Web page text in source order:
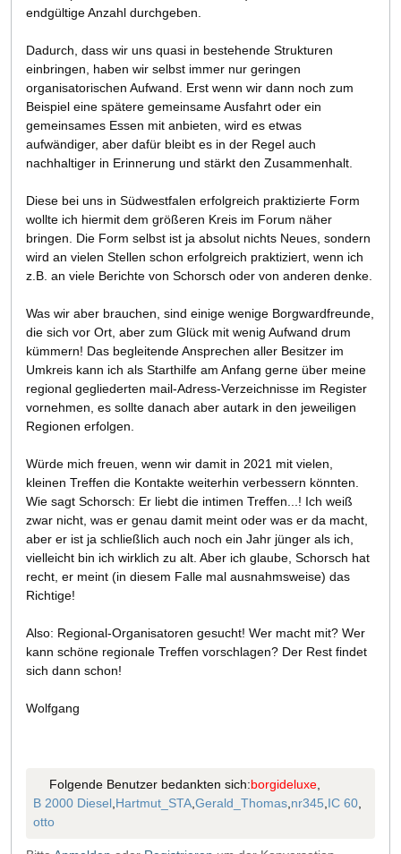
endgültige Anzahl durchgeben.
Dadurch, dass wir uns quasi in bestehende Strukturen
einbringen, haben wir selbst immer nur geringen
organisatorischen Aufwand. Erst wenn wir dann noch zum
Beispiel eine spätere gemeinsame Ausfahrt oder ein
gemeinsames Essen mit anbieten, wird es etwas
aufwändiger, aber dafür bleibt es in der Regel auch
nachhaltiger in Erinnerung und stärkt den Zusammenhalt.
Diese bei uns in Südwestfalen erfolgreich praktizierte Form
wollte ich hiermit dem größeren Kreis im Forum näher
bringen. Die Form selbst ist ja absolut nichts Neues, sondern
wird an vielen Stellen schon erfolgreich praktiziert, wenn ich
z.B. an viele Berichte von Schorsch oder von anderen denke.
Was wir aber brauchen, sind einige wenige Borgwardfreunde,
die sich vor Ort, aber zum Glück mit wenig Aufwand drum
kümmern! Das begleitende Ansprechen aller Besitzer im
Umkreis kann ich als Starthilfe am Anfang gerne über meine
regional gegliederten mail-Adress-Verzeichnisse im Register
vornehmen, es sollte danach aber autark in den jeweiligen
Regionen erfolgen.
Würde mich freuen, wenn wir damit in 2021 mit vielen,
kleinen Treffen die Kontakte weiterhin verbessern könnten.
Wie sagt Schorsch: Er liebt die intimen Treffen...! Ich weiß
zwar nicht, was er genau damit meint oder was er da macht,
aber er ist ja schließlich auch noch ein Jahr jünger als ich,
vielleicht bin ich wirklich zu alt. Aber ich glaube, Schorsch hat
recht, er meint (in diesem Falle mal ausnahmsweise) das
Richtige!
Also: Regional-Organisatoren gesucht! Wer macht mit? Wer
kann schöne regionale Treffen vorschlagen? Der Rest findet
sich dann schon!
Wolfgang
Folgende Benutzer bedankten sich:borgideluxe,
B 2000 Diesel Hartmut_STA Gerald_Thomas nr345 IC 60
otto